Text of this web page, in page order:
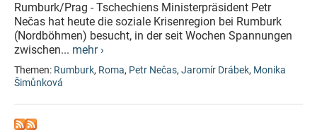
Rumburk/Prag - Tschechiens Ministerpräsident Petr
Nečas hat heute die soziale Krisenregion bei Rumburk
(Nordböhmen) besucht, in der seit Wochen Spannungen
zwischen... mehr ›
Themen: Rumburk, Roma, Petr Nečas, Jaromír Drábek, Monika
Šimůnková